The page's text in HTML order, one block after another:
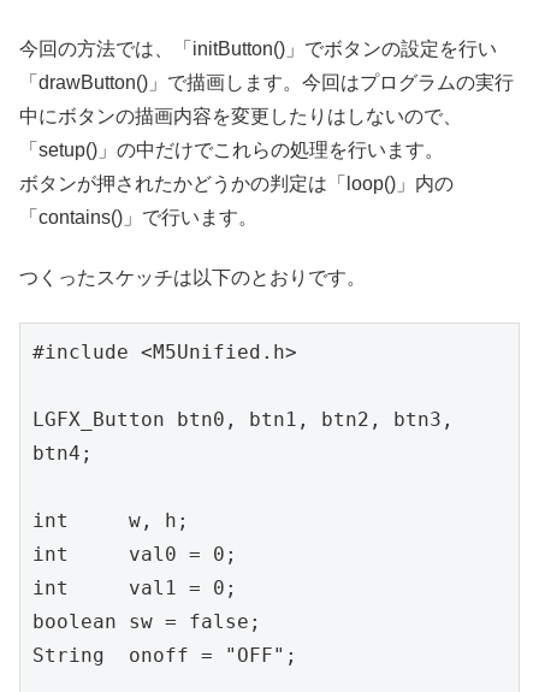
今回の方法では、「initButton()」でボタンの設定を行い
「drawButton()」で描画します。今回はプログラムの実行
中にボタンの描画内容を変更したりはしないので、
「setup()」の中だけでこれらの処理を行います。
ボタンが押されたかどうかの判定は「loop()」内の
「contains()」で行います。
つくったスケッチは以下のとおりです。
#include <M5Unified.h>
LGFX_Button btn0, btn1, btn2, btn3,
btn4;
int     w, h;
int     val0 = 0;
int     val1 = 0;
boolean sw = false;
String  onoff = "OFF";